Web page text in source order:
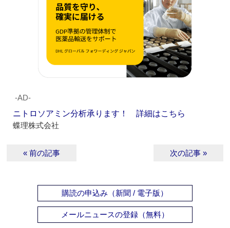
‐AD‐
ニトロソアミン分析承ります！ 詳細はこちら
蝶理株式会社
« 前の記事 次の記事 »
購読の申込み（新聞 / 電子版）
メールニュースの登録（無料）